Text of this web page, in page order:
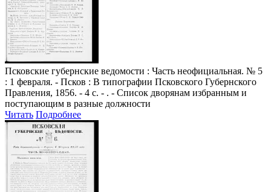
Псковские губернские ведомости : Часть неофициальная. № 5
: 1 февраля. - Псков : В типографии Псковского Губернского
Правления, 1856. - 4 с. - . - Список дворянам избранным и
поступающим в разные должности
Читать Подробнее